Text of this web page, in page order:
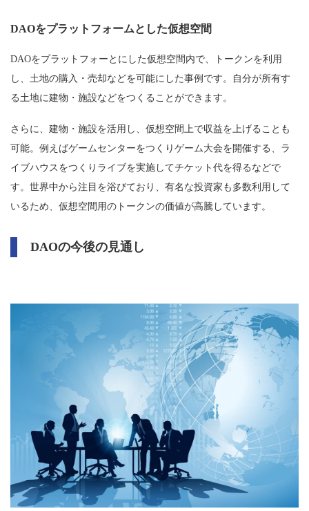
DAOをプラットフォームとした仮想空間
DAOをプラットフォーとにした仮想空間内で、トークンを利用
し、土地の購入・売却などを可能にした事例です。自分が所有す
る土地に建物・施設などをつくることができます。
さらに、建物・施設を活用し、仮想空間上で収益を上げることも
可能。例えばゲームセンターをつくりゲーム大会を開催する、ラ
イブハウスをつくりライブを実施してチケット代を得るなどで
す。世界中から注目を浴びており、有名な投資家も多数利用して
いるため、仮想空間用のトークンの価値が高騰しています。
DAOの今後の見通し